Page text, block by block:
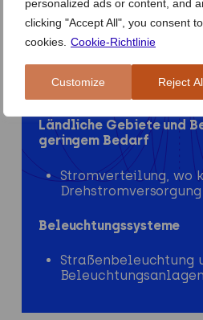
personalized ads or content, and
clicking "Accept All", you consent
cookies. Cookie-Richtlinie
Customize Reject
Elektronische Geräte
Laptops, Fernseher)
Netzteile in
Ländliche Gebiete und
geringem Bedarf
Stromverteilung, wo
Beleuchtungssysteme
Straßenbeleuchtung
Beleuchtungsanlagen